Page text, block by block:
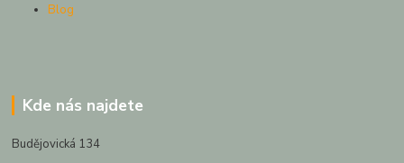
Blog
Kde nás najdete
Budějovická 134